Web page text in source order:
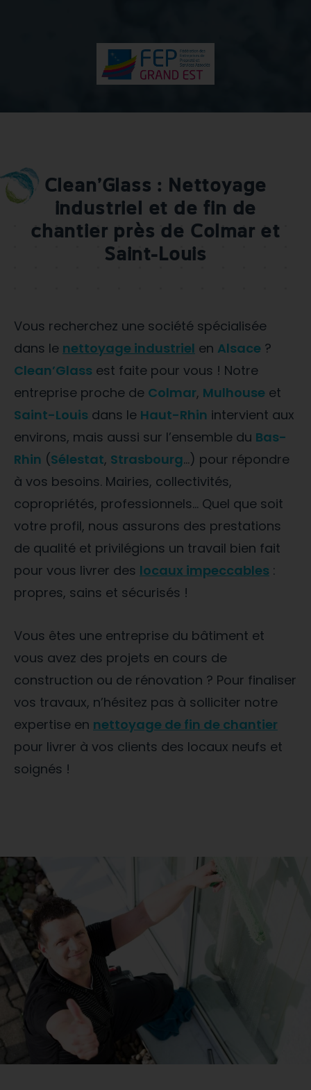
Fermé
Clean’Glass : Nettoyage
industriel et de fin de
chantier près de Colmar et
Saint-Louis
Vous recherchez une société spécialisée
dans le nettoyage industriel en Alsace ?
Clean’Glass est faite pour vous ! Notre
entreprise proche de Colmar, Mulhouse et
Saint-Louis dans le Haut-Rhin intervient aux
environs, mais aussi sur l’ensemble du Bas-
Rhin (Sélestat, Strasbourg…) pour répondre
à vos besoins. Mairies, collectivités,
copropriétés, professionnels… Quel que soit
votre profil, nous assurons des prestations
de qualité et privilégions un travail bien fait
pour vous livrer des locaux impeccables :
propres, sains et sécurisés !
Vous êtes une entreprise du bâtiment et
vous avez des projets en cours de
construction ou de rénovation ? Pour finaliser
vos travaux, n’hésitez pas à solliciter notre
expertise en nettoyage de fin de chantier
pour livrer à vos clients des locaux neufs et
soignés !